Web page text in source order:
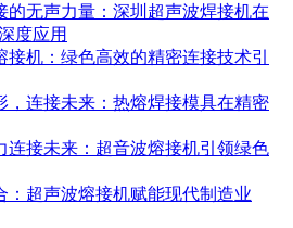
的无声力量：深圳超声波焊接机在
度应用
接机：绿色高效的精密连接技术引
，连接未来：热熔焊接模具在精密
连接未来：超音波熔接机引领绿色
：超声波熔接机赋能现代制造业